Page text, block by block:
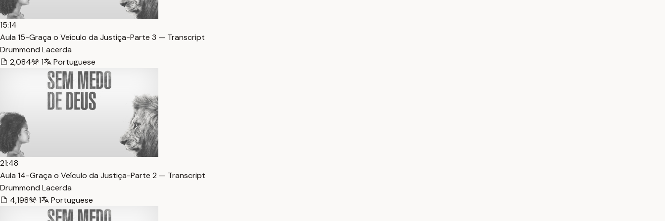
15:14
Aula 15-Graça o Veículo da Justiça-Parte 3 — Transcript
Drummond Lacerda
2,084
1 Portuguese
21:48
Aula 14-Graça o Veículo da Justiça-Parte 2 — Transcript
Drummond Lacerda
4,198
1 Portuguese